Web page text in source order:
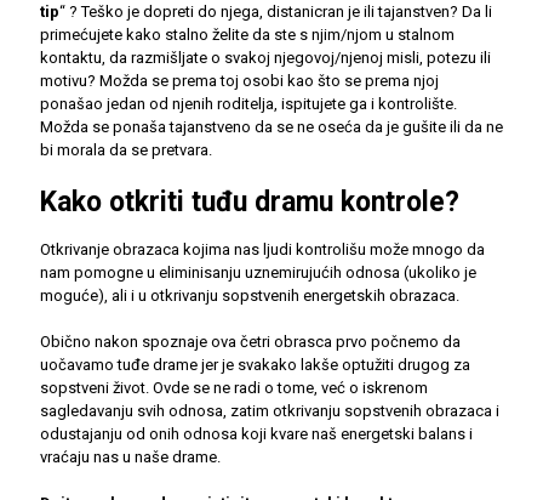
tip“ ? Teško je dopreti do njega, distanicran je ili tajanstven? Da li
primećujete kako stalno želite da ste s njim/njom u stalnom
kontaktu, da razmišljate o svakoj njegovoj/njenoj misli, potezu ili
motivu? Možda se prema toj osobi kao što se prema njoj
ponašao jedan od njenih roditelja, ispitujete ga i kontrolište.
Možda se ponaša tajanstveno da se ne oseća da je gušite ili da ne
bi morala da se pretvara.
Kako otkriti tuđu dramu kontrole?
Otkrivanje obrazaca kojima nas ljudi kontrolišu može mnogo da
nam pomogne u eliminisanju uznemirujućih odnosa (ukoliko je
moguće), ali i u otkrivanju sopstvenih energetskih obrazaca.
Obično nakon spoznaje ova četri obrasca prvo počnemo da
uočavamo tuđe drame jer je svakako lakše optužiti drugog za
sopstveni život. Ovde se ne radi o tome, već o iskrenom
sagledavanju svih odnosa, zatim otkrivanju sopstvenih obrazaca i
odustajanju od onih odnosa koji kvare naš energetski balans i
vraćaju nas u naše drame.